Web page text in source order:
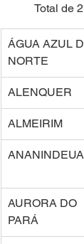
Total de
ÁGUA AZUL
NORTE
ALENQUER
ALMEIRIM
ANANINDEUA
AURORA DO
PARÁ